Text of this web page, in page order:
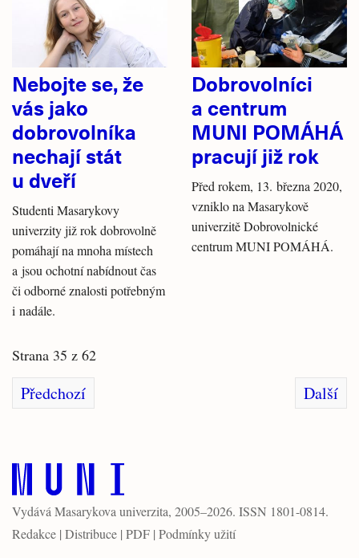
Nebojte se, že
vás jako
dobrovolníka
nechají stát
u dveří
Studenti Masarykovy
univerzity již rok dobrovolně
pomáhají na mnoha místech
a jsou ochotní nabídnout čas
či odborné znalosti potřebným
i nadále.
Dobrovolníci
a centrum
MUNI POMÁHÁ
pracují již rok
Před rokem, 13. března 2020,
vzniklo na Masarykově
univerzitě Dobrovolnické
centrum MUNI POMÁHÁ.
Strana 35 z 62
Předchozí Další
Vydává Masarykova univerzita, 2005–2026. ISSN 1801-0814.
Redakce | Distribuce | PDF | Podmínky užití